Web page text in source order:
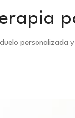
personalizada